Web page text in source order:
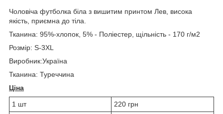
Чоловіча футболка біла з вишитим принтом Лев, висока
якість, приємна до тіла.
Тканина: 95%-хлопок, 5% - Поліестер, щільність - 170 г/м2
Розмір: S-3XL
Виробник:Україна
Тканина: Туреччина
Ціна
1 шт
220 грн